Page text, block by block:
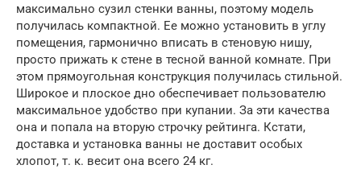
максимально сузил стенки ванны, поэтому модель
получилась компактной. Ее можно установить в углу
помещения, гармонично вписать в стеновую нишу,
просто прижать к стене в тесной ванной комнате. При
этом прямоугольная конструкция получилась стильной.
Широкое и плоское дно обеспечивает пользователю
максимальное удобство при купании. За эти качества
она и попала на вторую строчку рейтинга. Кстати,
доставка и установка ванны не доставит особых
хлопот, т. к. весит она всего 24 кг.